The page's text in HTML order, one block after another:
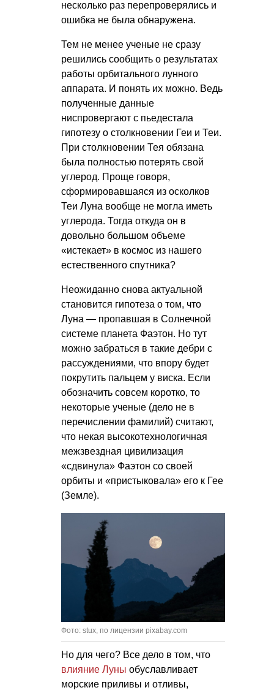
несколько раз перепроверялись и
ошибка не была обнаружена.
Тем не менее ученые не сразу
решились сообщить о результатах
работы орбитального лунного
аппарата. И понять их можно. Ведь
полученные данные
ниспровергают с пьедестала
гипотезу о столкновении Геи и Теи.
При столкновении Тея обязана
была полностью потерять свой
углерод. Проще говоря,
сформировавшаяся из осколков
Теи Луна вообще не могла иметь
углерода. Тогда откуда он в
довольно большом объеме
«истекает» в космос из нашего
естественного спутника?
Неожиданно снова актуальной
становится гипотеза о том, что
Луна — пропавшая в Солнечной
системе планета Фаэтон. Но тут
можно забраться в такие дебри с
рассуждениями, что впору будет
покрутить пальцем у виска. Если
обозначить совсем коротко, то
некоторые ученые (дело не в
перечислении фамилий) считают,
что некая высокотехнологичная
межзвездная цивилизация
«сдвинула» Фаэтон со своей
орбиты и «пристыковала» его к Гее
(Земле).
Фото: stux, по лицензии pixabay.com
Но для чего? Все дело в том, что
влияние Луны обуславливает
морские приливы и отливы,